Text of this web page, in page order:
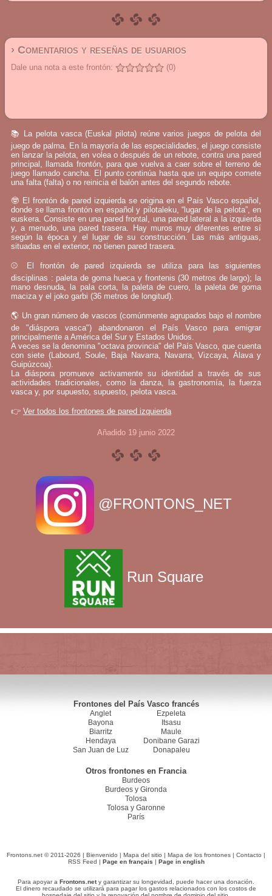
› Comentarios y reseñas de usuarios
Dale una nota a este frontón: (0)
📚 La pelota vasca (Euskal pilota) reúne varios juegos de pelota del
juego de palma. En la mayoría de las especialidades, el juego consiste
en lanzar la pelota, en volea o después de un rebote, contra una pared
principal, llamada frontón, para que vuelva a caer sobre el terreno de
juego llamado cancha. El punto continúa hasta que un equipo comete
una falta (falta) o no reinicia el balón antes del segundo rebote.
🤓 El frontón de pared izquierda se origina en el País Vasco español,
donde se llama frontón en español y pilotaleku, “lugar de la pelota”, en
euskera. Consiste en una pared frontal, una pared lateral a la izquierda
y, a menudo, una pared trasera. Hay muros muy diferentes entre sí
según la época y el lugar de su construcción. Las más antiguas,
situadas en el exterior, no tienen pared trasera.
⚾ El frontón de pared izquierda se utiliza para las siguientes
disciplinas : paleta de goma hueca y frontenis (30 metros de largo); la
mano desnuda, la pala corta, la paleta de cuero, la paleta de goma
maciza y el joko garbi (36 metros de longitud).
🌎 Un gran número de vascos (comúnmente agrupados bajo el nombre
de "diáspora vasca") abandonaron el País Vasco para emigrar
principalmente a América del Sur y Estados Unidos.
A veces se la denomina "octava provincia" del País Vasco, que cuenta
con siete (Labourd, Soule, Baja Navarra, Navarra, Vizcaya, Álava y
Guipúzcoa).
La diáspora promueve activamente su identidad a través de sus
actividades tradicionales, como la danza, la gastronomía, la fuerza
vasca y, por supuesto, supuesto, pelota vasca.
👉 Ver todos los frontones de pared izquierda
Añadido 19 junio 2022
@FRONTONS_NET
Run Square
Frontones del País Vasco francés
Anglet
Bayona
Biarritz
Hendaya
San Juan de Luz
Ezpeleta
Itsasu
Maule
Donibane Garazi
Donapaleu
Otros frontones en Francia
Burdeos
Burdeos y Gironda
Tolosa
Tolosa y Garonne
París
Frontons.net © 2011-2026 | Bienvenido | Mapa del sitio | Mapa de los frontones | Contacto |
RSS Feed | Page en français | Page in english
Para apoyar a Frontons.nety garantizar su longevidad, puede hacer una donación.
El dinero recaudado se utilizará para pagar los gastos relacionados con los costos de